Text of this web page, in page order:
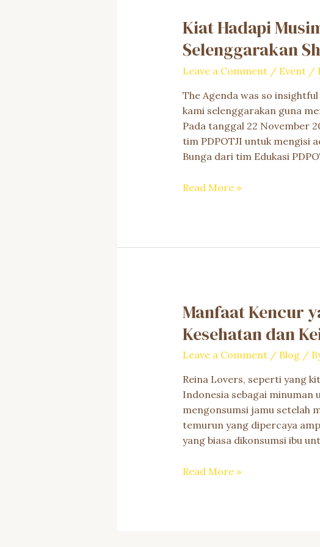
Kiat Hadapi
Selenggarakan
Leave a Comment / Event/
The Agenda was so
kami selenggarakan guna
Pada tanggal 22 November
tim PDPOTJI untuk mengisi
Bunga dari tim Edukasi
Kiat
:
Sharing
Bahas
Serai
Read More »
Manfaat Kencur
Kesehatan dan
Leave a Comment / Blog/
Reina Lovers, seperti yang
Indonesia sebagai minuman
mengonsumsi jamu setelah
temurun yang dipercaya
yang biasa dikonsumsi ibu
Manfaat
Read More »